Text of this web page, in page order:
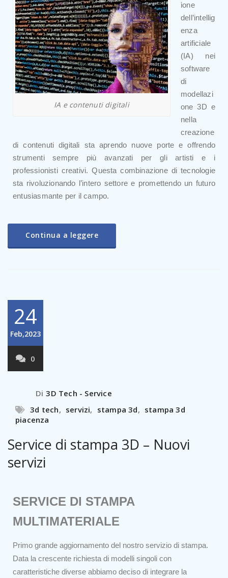
IA e contenuti digitali
ione
dell’intellig
enza
artificiale
(IA) nei
software
di
modellazi
one 3D e
nella
creazione
di contenuti digitali sta aprendo nuove porte e offrendo
strumenti sempre più avanzati per gli artisti e i
professionisti creativi. Questa combinazione di tecnologie
sta rivoluzionando l’intero settore e promettendo un futuro
entusiasmante per il campo.
Continua a leggere
24
Feb,2023
0
Di 3D Tech - Service
3d tech, servizi, stampa 3d, stampa 3d
piacenza
Service di stampa 3D – Nuovi
servizi
SERVICE DI STAMPA
MULTIMATERIALE
Primo grande aggiornamento del nostro servizio di stampa.
Data la crescente richiesta di modelli singoli con
caratteristiche diverse abbiamo deciso di integrare la